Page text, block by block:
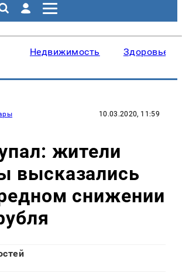
Недвижимость Здоровье
10.03.2020, 11:59
жители
высказались
снижении